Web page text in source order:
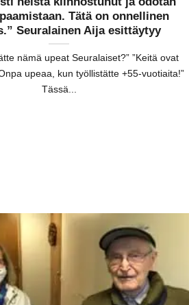
Tätä on onnellinen
Seuralainen Aija esittäytyy
nämä upeat Seuralaiset?” ”Keitä ovat
upeaa, kun työllistätte +55-vuotiaita!”
Tässä...